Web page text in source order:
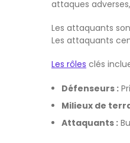
attaques
Les attaquants
Les attaquants
Les rôles clés
Défenseurs :
Milieux de
Attaquants :